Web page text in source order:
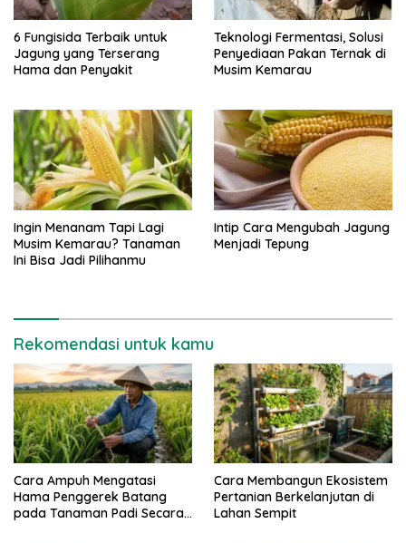
6 Fungisida Terbaik untuk
Jagung yang Terserang
Hama dan Penyakit
Teknologi Fermentasi, Solusi
Penyediaan Pakan Ternak di
Musim Kemarau
Ingin Menanam Tapi Lagi
Musim Kemarau? Tanaman
Ini Bisa Jadi Pilihanmu
Intip Cara Mengubah Jagung
Menjadi Tepung
Rekomendasi untuk kamu
Cara Ampuh Mengatasi
Hama Penggerek Batang
pada Tanaman Padi Secara
Cara Membangun Ekosistem
Pertanian Berkelanjutan di
Lahan Sempit